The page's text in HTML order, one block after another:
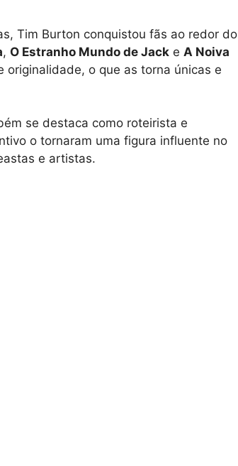
Tim Burton conquistou fãs ao redor do
, O Estranho Mundo de Jack e A Noiva
originalidade, o que as torna únicas e
se destaca como roteirista e
o tornaram uma figura influente no
e artistas.